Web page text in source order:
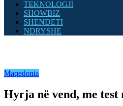
TEKNOLOGJI
SHOWBIZ
SHENDETI
NDRYSHE
Maqedonia
Hyrja në vend, me test